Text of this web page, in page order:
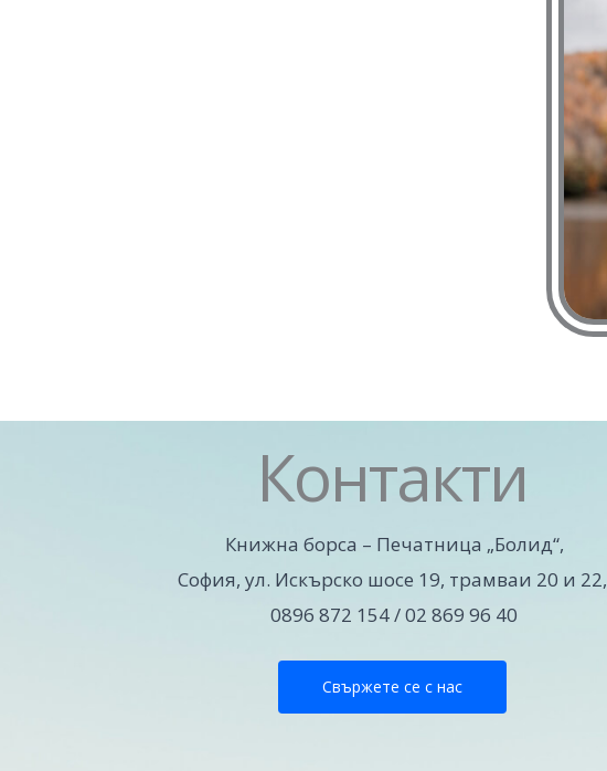
Контакти
Книжна борса – Печатница „Болид“,
София, ул. Искърско шосе 19, трамваи 20 и 22,
0896 872 154 / 02 869 96 40
Свържете се с нас